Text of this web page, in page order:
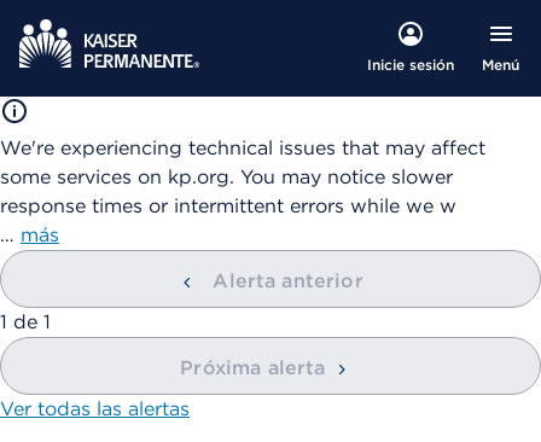
Inicie sesión Menú
We're experiencing technical issues that may affect
some services on kp.org. You may notice slower
response times or intermittent errors while we w
… más
Alerta anterior
mostrando
1 de 1
Próxima alerta
Ver todas las alertas